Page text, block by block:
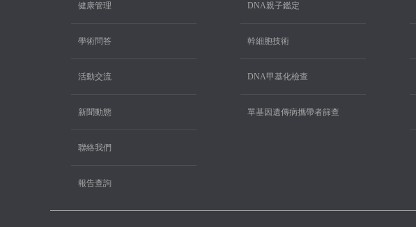
DNA親子鑑定
幹細胞技術
DNA甲基化檢查
單基因遺傳病攜帶者篩查
健康管理
學術問答
活動交流
新聞動態
聯絡我們
報告查詢